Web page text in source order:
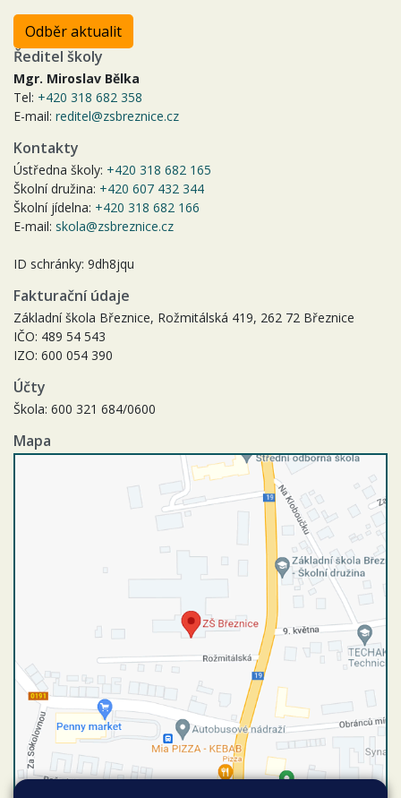
Odběr aktualit
Ředitel školy
Mgr. Miroslav Bělka
Tel: +420 318 682 358
E-mail: reditel@zsbreznice.cz
Kontakty
Ústředna školy: +420 318 682 165
Školní družina: +420 607 432 344
Školní jídelna: +420 318 682 166
E-mail: skola@zsbreznice.cz
ID schránky: 9dh8jqu
Fakturační údaje
Základní škola Březnice, Rožmitálská 419, 262 72 Březnice
IČO: 489 54 543
IZO: 600 054 390
Účty
Škola: 600 321 684/0600
Mapa